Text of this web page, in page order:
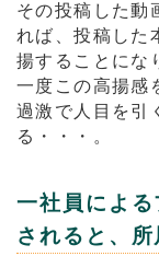
その投稿した動
れば、投稿した
揚することにな
一度この高揚感
過激で人目を引
る・・・。
一社員によ
されると、